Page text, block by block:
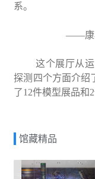
系。
——康
这个展厅从
探测四个方面介绍
了12件模型展品和
馆藏精品